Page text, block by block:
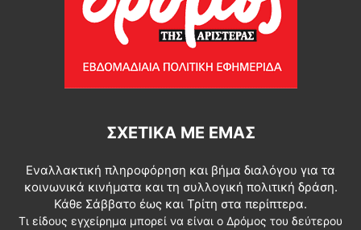
ΣΧΕΤΙΚΆ ΜΕ ΕΜΆΣ
Εναλλακτική πληροφόρηση και βήμα διαλόγου για τα
κοινωνικά κινήματα και τη συλλογική πολιτική δράση.
Κάθε Σάββατο έως και Τρίτη στα περίπτερα.
Τι είδους εγχείρημα μπορεί να είναι ο Δρόμος του δεύτερου